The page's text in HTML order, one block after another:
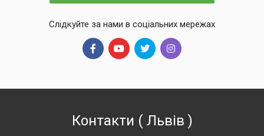
Слідкуйте за нами в соціальних мережах
Контакти ( Львів )